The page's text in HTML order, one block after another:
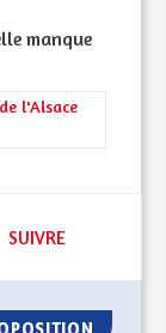
manque
l'Education et le
l'Alsace
50 ABONNÉS
SUIVRE
LE RETOUR DE LA